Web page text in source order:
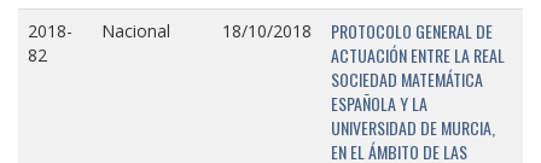
2018-
82
Nacional 18/10/2018
PROTOCOLO GENERAL DE
ACTUACIÓN ENTRE LA REAL
SOCIEDAD MATEMÁTICA
ESPAÑOLA Y LA
UNIVERSIDAD DE MURCIA,
EN EL ÁMBITO DE LAS